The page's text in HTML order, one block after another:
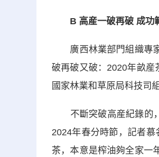
B 高産一破再破 成功
廣西林業部門組織專家
破再破又破：2020年畝産
國家林業和草原局科技司
不斷突破高産紀錄的，
2024年春分時節，記者
茶，本意是榨油夠全家一